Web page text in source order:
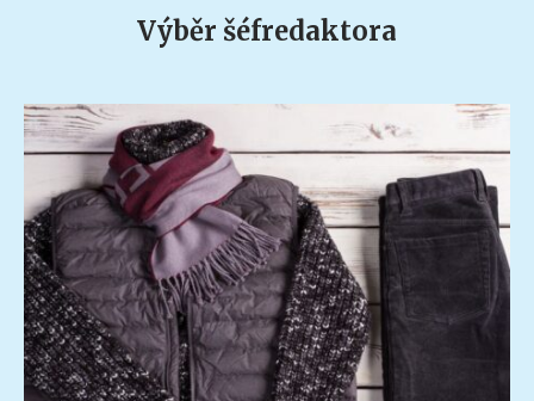
Výběr šéfredaktora